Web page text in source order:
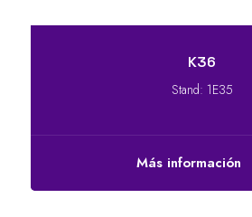
K36
Stand: 1E35
Más información